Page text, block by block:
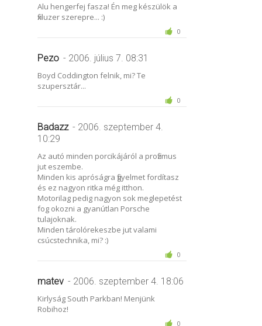
Alu hengerfej fasza! Én meg készülök a
fixluzer szerepre... :)
0
Pezo - 2006. július 7. 08:31
Boyd Coddington felnik, mi? Te
szupersztár...
0
Badazz - 2006. szeptember 4.
10:29
Az autó minden porcikájáról a profizmus
jut eszembe.
Minden kis apróságra figyelmet fordítasz
és ez nagyon ritka még itthon.
Motorilag pedig nagyon sok meglepetést
fog okozni a gyanútlan Porsche
tulajoknak.
Minden tárolórekeszbe jut valami
csúcstechnika, mi? :)
0
matev - 2006. szeptember 4. 18:06
Kirlyság South Parkban! Menjünk
Robihoz!
0